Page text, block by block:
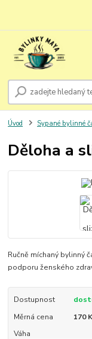
Úvod Sypané bylinné
Děloha a
Ručně míchaný bylinný
podporu ženského
Dostupnost
Měrná cena
170
Váha